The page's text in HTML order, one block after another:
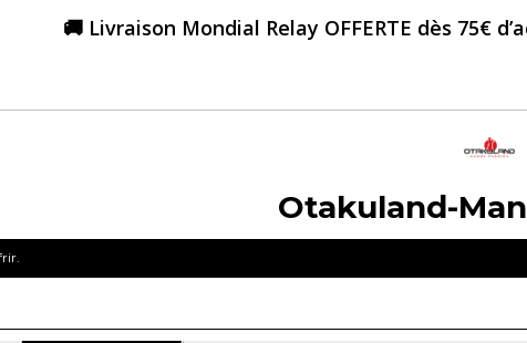
🚚 Livraison Mondial Relay OFFERTE dès 75€
Otakuland-